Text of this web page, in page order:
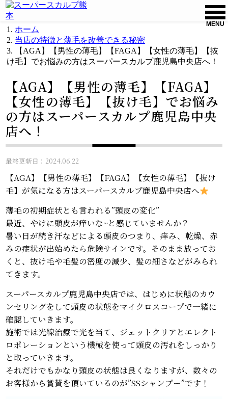
MENU
ホーム
当店の特徴と薄毛を改善できる秘密
【AGA】【男性の薄毛】【FAGA】【女性の薄毛】【抜
け毛】でお悩みの方はスーパースカルプ鹿児島中央店へ！
【AGA】【男性の薄毛】【FAGA】
【女性の薄毛】【抜け毛】でお悩み
の方はスーパースカルプ鹿児島中央
店へ！
最終更新日：2024.06.22
【AGA】【男性の薄毛】【FAGA】【女性の薄毛】【抜け
毛】が気になる方はスーパースカルプ鹿児島中央店へ
薄毛の初期症状とも言われる”頭皮の変化”
最近、やけに頭皮が痒いな~と感じていませんか？
暑い日が続き汗などによる頭皮のつまり、痒み、乾燥、赤
みの症状が出始めたら危険サインです。そのまま放ってお
くと、抜け毛や毛髪の密度の減少、髪の細さなどがみられ
てきます。
スーパースカルプ鹿児島中央店では、はじめに状態のカウ
ンセリングをして頭皮の状態をマイクロスコープで一緒に
確認していきます。
施術では光線治療で光を当て、ジェットクリアとエレクト
ロポレーションという機械を使って頭皮の汚れをしっかり
と取っていきます。
それだけでもかなり頭皮の状態は良くなりますが、数々の
お客様から賞賛を頂いているのが”SSシャンプー”です！